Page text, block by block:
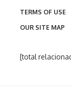
TERMS OF USE
OUR SITE MAP
[total